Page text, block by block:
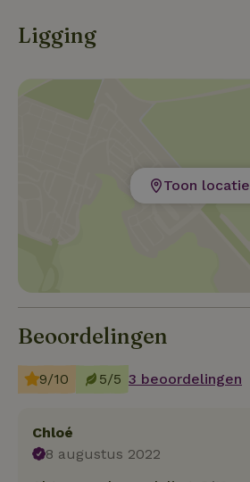
Ligging
Toon locatie
Beoordelingen
9/10 5/5 3 beoordelingen
Chloé
8 augustus 2022